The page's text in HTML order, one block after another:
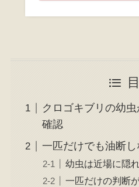
クロゴキブリの幼
確認
一匹だけでも油断
幼虫は近場に隠
一匹だけの判断